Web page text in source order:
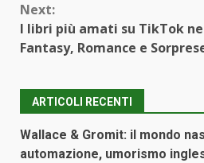
Next:
I libri più amati su TikTok
Fantasy, Romance e
ARTICOLI RECENTI
Wallace & Gromit: il mondo
automazione, umorismo